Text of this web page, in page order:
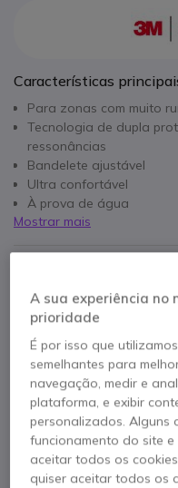
Características
Para zonas com muito
Tecnologia de dupla
ressonâncias
Bandelete ajustável
Ultra confortável
À prova de água
Para ambientes ruidosos:
Mostrar mais
800 780 300
Descrição
Peltor Optime II
A sua experiência no
prioridade
É por isso que
semelhantes para
navegação, medir e
plataforma, e exibir
personalizados. Alguns
funcionamento do site
aceitar todos os
quiser aceitar todos os